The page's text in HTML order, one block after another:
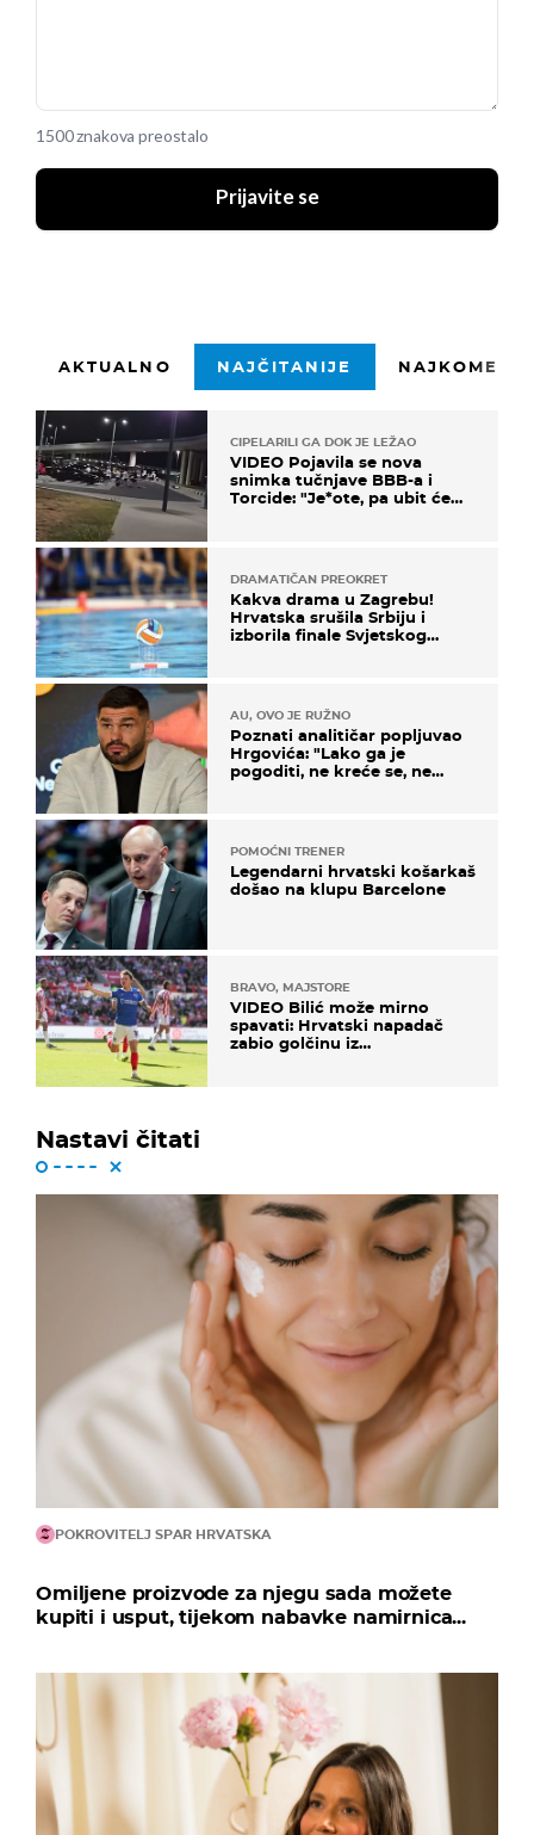
1500 znakova preostalo
Prijavite se
AKTUALNO NAJČITANIJE
CIPELARILI GA DOK JE LEŽAO
VIDEO Pojavila se nova
snimka tučnjave BBB-a i
Torcide: "Je*ote, pa ubit će
DRAMATIČAN PREOKRET
Kakva drama u Zagrebu!
Hrvatska srušila Srbiju i
izborila finale Svjetskog
AU, OVO JE RUŽNO
Poznati analitičar popljuvao
Hrgovića: "Lako ga je
pogoditi, ne kreće se, ne
POMOĆNI TRENER
Legendarni hrvatski košarkaš
došao na klupu Barcelone
BRAVO, MAJSTORE
VIDEO Bilić može mirno
spavati: Hrvatski napadač
zabio golčinu iz
Nastavi čitati
POKROVITELJ SPAR HRVATSKA
Omiljene proizvode za njegu sada možete
kupiti i usput, tijekom nabavke namirnica...